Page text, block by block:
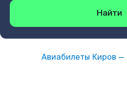
Найти
Авиабилеты Киров —